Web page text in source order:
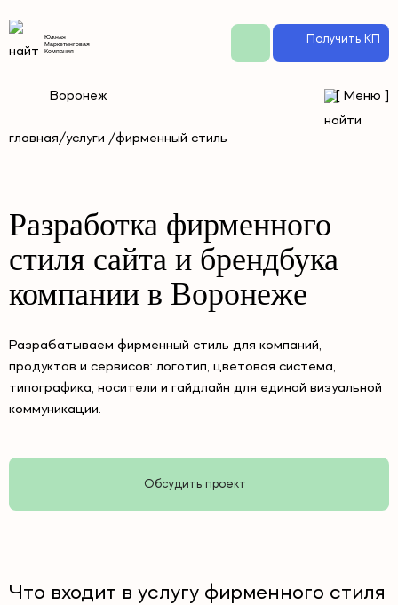
Южная
Маркетинговая
Компания
Получить КП
Воронеж [ Меню ]
главная/услуги /фирменный стиль
Разработка фирменного
стиля сайта и брендбука
компании в Воронеже
Разрабатываем фирменный стиль для компаний,
продуктов и сервисов: логотип, цветовая система,
типографика, носители и гайдлайн для единой визуальной
коммуникации.
Обсудить проект
Что входит в услугу фирменного стиля